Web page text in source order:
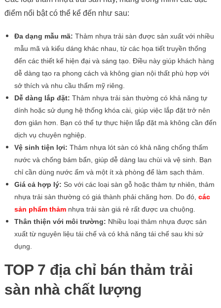
điểm nổi bật có thể kể đến như sau:
Đa dạng mẫu mã: Thảm nhựa trải sàn được sản xuất với nhiều
mẫu mã và kiểu dáng khác nhau, từ các họa tiết truyền thống
đến các thiết kế hiện đại và sáng tạo. Điều này giúp khách hàng
dễ dàng tạo ra phong cách và không gian nội thất phù hợp với
sở thích và nhu cầu thẩm mỹ riêng.
Dễ dàng lắp đặt: Thảm nhựa trải sàn thường có khả năng tự
dính hoặc sử dụng hệ thống khóa cài, giúp việc lắp đặt trở nên
đơn giản hơn. Bạn có thể tự thực hiện lắp đặt mà không cần đến
dịch vụ chuyên nghiệp.
Vệ sinh tiện lợi: Thảm nhựa lót sàn có khả năng chống thấm
nước và chống bám bẩn, giúp dễ dàng lau chùi và vệ sinh. Bạn
chỉ cần dùng nước ấm và một ít xà phòng để làm sạch thảm.
Giá cả hợp lý: So với các loại sàn gỗ hoặc thảm tự nhiên, thảm
nhựa trải sàn thường có giá thành phải chăng hơn. Do đó, các
sản phẩm thảmnhựa trải sàn giá rẻ rất được ưa chuộng.
Thân thiện với môi trường: Nhiều loại thảm nhựa được sản
xuất từ nguyên liệu tái chế và có khả năng tái chế sau khi sử
dụng.
TOP 7 địa chỉ bán thảm trải
sàn nhà chất lượng